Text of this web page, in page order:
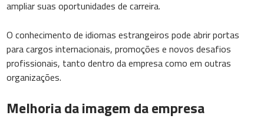
ampliar suas oportunidades de carreira.
O conhecimento de idiomas estrangeiros pode abrir portas
para cargos internacionais, promoções e novos desafios
profissionais, tanto dentro da empresa como em outras
organizações.
Melhoria da imagem da empresa